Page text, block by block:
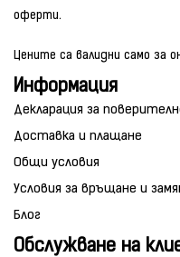
оферти.
Цените са валидни само за
Информация
Декларация за
Доставка и плащане
Общи условия
Условия за връщане и
Блог
Обслужване на